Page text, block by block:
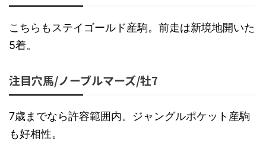
こちらもステイゴールド産駒。前走は新境地開いた
5着。
注目穴馬/ノーブルマーズ/牡7
7歳までなら許容範囲内。ジャングルポケット産駒
も好相性。